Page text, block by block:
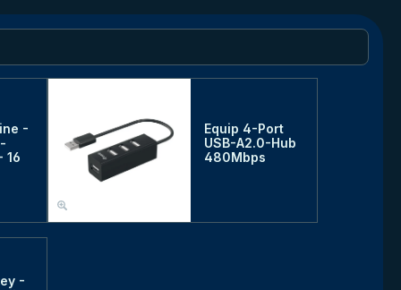
-
16
Equip 4-Port
USB-A2.0-Hub
480Mbps
-